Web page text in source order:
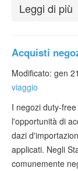
Leggi di più
Acquisti
Modificato: gen
viaggio
I negozi duty-
l'opportunità di
dazi
applicati. Negli
comunemente